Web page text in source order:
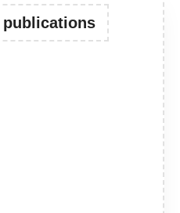
publications